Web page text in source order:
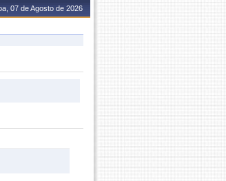
07 de Agosto de 2026